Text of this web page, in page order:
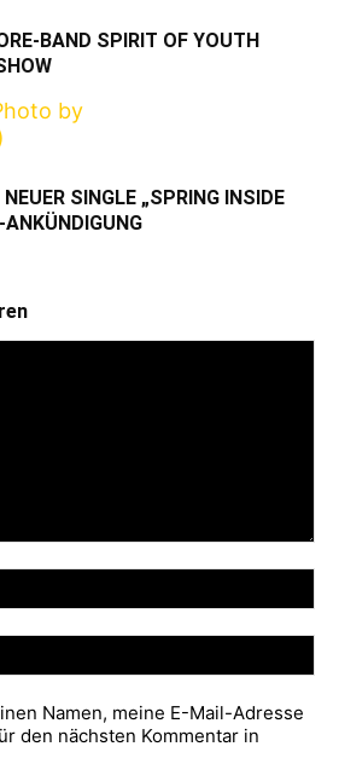
BAND SPIRIT OF YOUTH
SINGLE „SPRING INSIDE
ANKÜNDIGUNG
Namen, meine E-Mail-Adresse
den nächsten Kommentar in